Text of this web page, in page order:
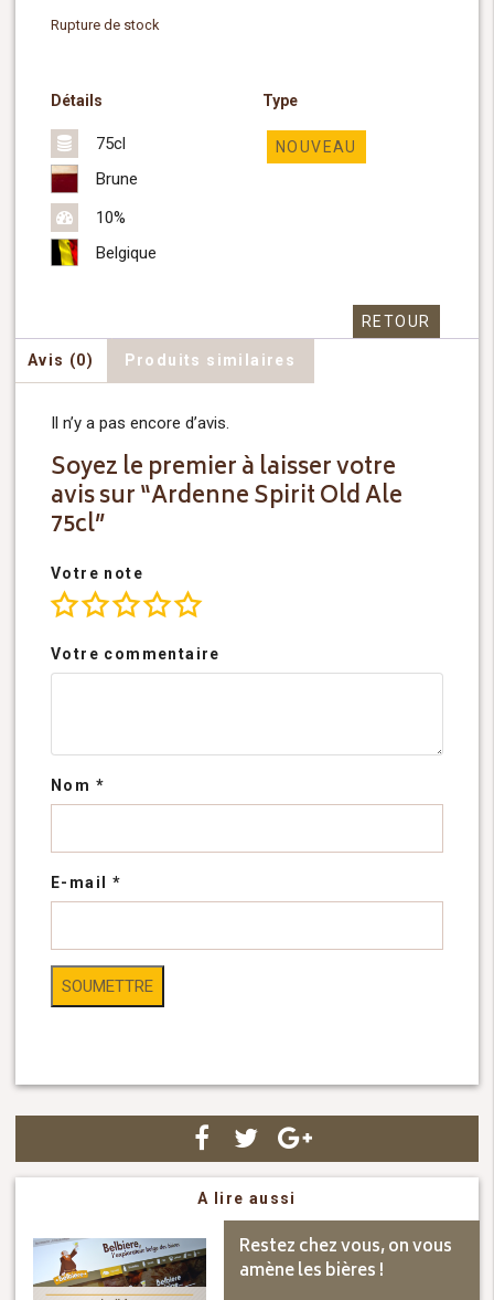
Rupture de stock
Détails
75cl
Brune
10%
Belgique
Type
NOUVEAU
RETOUR
Avis (0) Produits similaires
Il n’y a pas encore d’avis.
Soyez le premier à laisser votre
avis sur “Ardenne Spirit Old Ale
75cl”
Votre note
Votre commentaire
Nom *
E-mail *
A lire aussi
Restez chez vous, on vous
amène les bières !